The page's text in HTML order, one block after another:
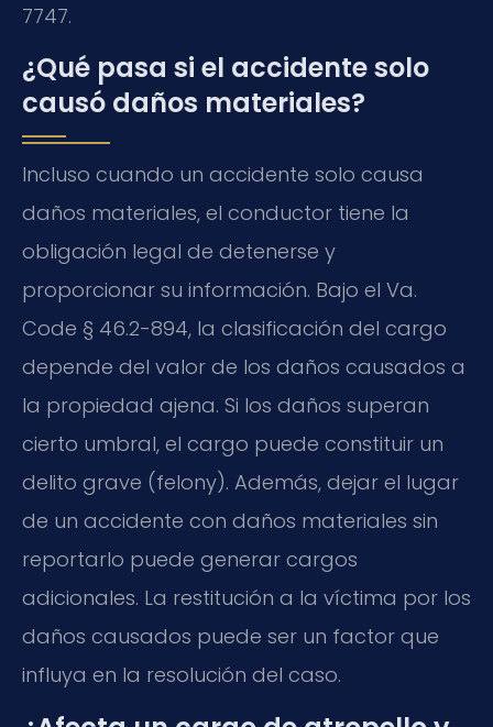
7747.
¿Qué pasa si el accidente solo
causó daños materiales?
Incluso cuando un accidente solo causa
daños materiales, el conductor tiene la
obligación legal de detenerse y
proporcionar su información. Bajo el Va.
Code § 46.2-894, la clasificación del cargo
depende del valor de los daños causados a
la propiedad ajena. Si los daños superan
cierto umbral, el cargo puede constituir un
delito grave (felony). Además, dejar el lugar
de un accidente con daños materiales sin
reportarlo puede generar cargos
adicionales. La restitución a la víctima por los
daños causados puede ser un factor que
influya en la resolución del caso.